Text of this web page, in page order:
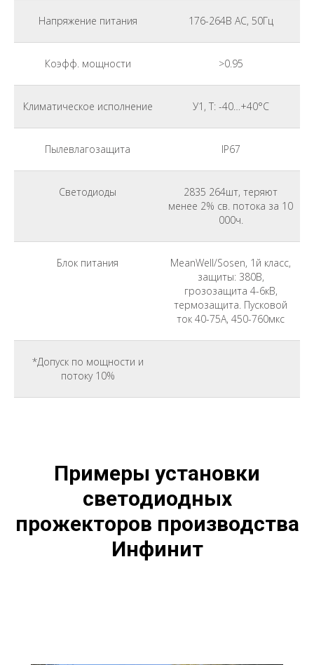
Напряжение питания 176-264В АС, 50Гц
Коэфф. мощности >0.95
Климатическое исполнение У1, Т: -40…+40°С
Пылевлагозащита IP67
Светодиоды
2835 264шт, теряют
менее 2% св. потока за 10
000ч.
Блок питания
MeanWell/Sosen, 1й класс,
защиты: 380В,
грозозащита 4-6кВ,
термозащита. Пусковой
ток 40-75A, 450-760мкс
*Допуск по мощности и
потоку 10%
Примеры установки
светодиодных
прожекторов производства
Инфинит